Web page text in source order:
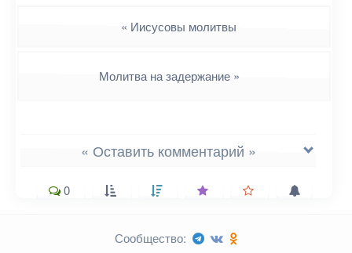
« Иисусовы молитвы
Молитва на задержание »
« Оставить комментарий »
0
Сообщество: